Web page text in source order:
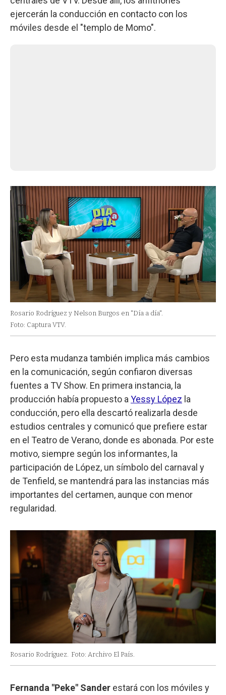
ejercerán la conducción en contacto con los
móviles desde el "templo de Momo".
Rosario Rodríguez y Nelson Burgos en "Día a día".
Foto: Captura VTV.
Pero esta mudanza también implica más cambios
en la comunicación, según confiaron diversas
fuentes a TV Show. En primera instancia, la
producción había propuesto a Yessy López la
conducción, pero ella descartó realizarla desde
estudios centrales y comunicó que prefiere estar
en el Teatro de Verano, donde es abonada. Por este
motivo, siempre según los informantes, la
participación de López, un símbolo del carnaval y
de Tenfield, se mantendrá para las instancias más
importantes del certamen, aunque con menor
regularidad.
Rosario Rodríguez. Foto: Archivo El País.
Fernanda "Peke" Sander estará con los móviles y